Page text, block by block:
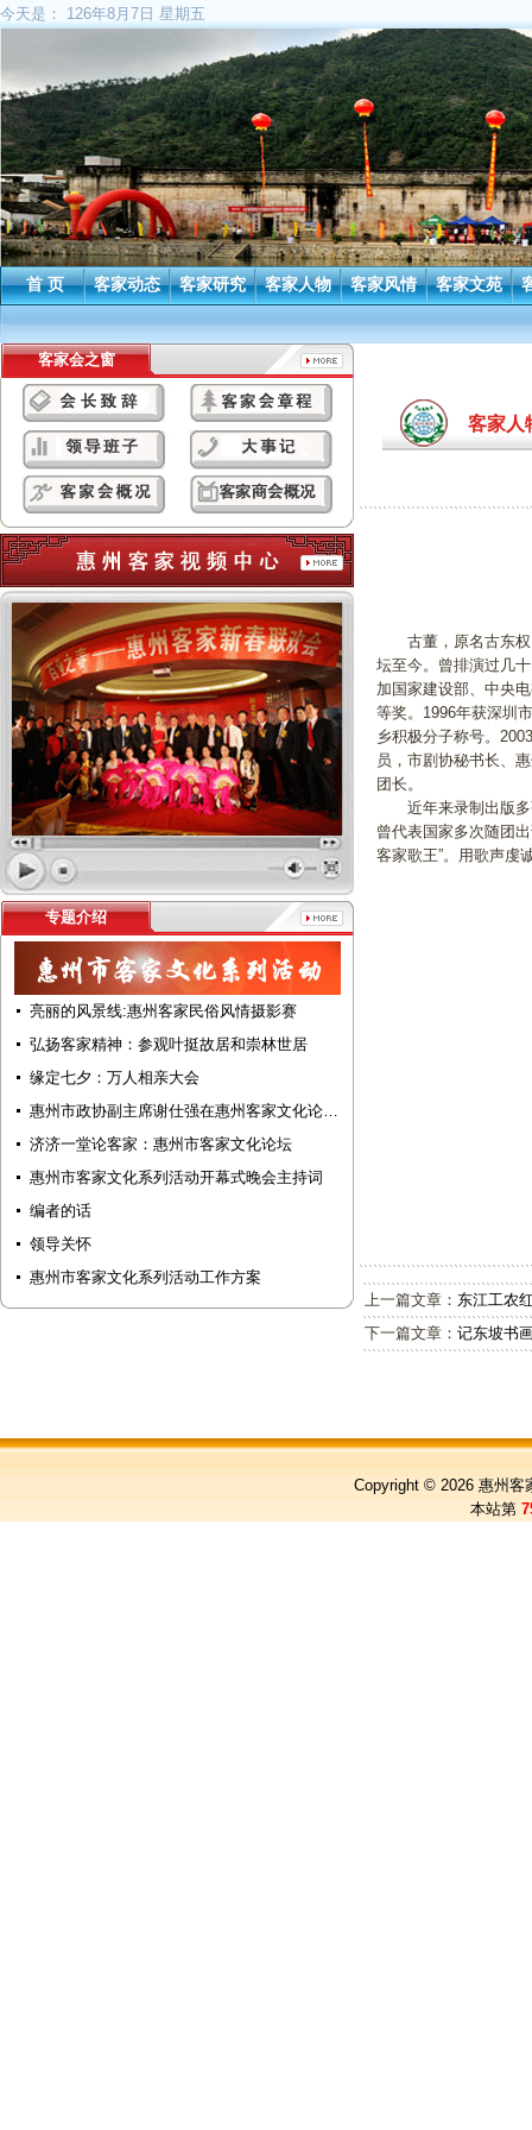
今天是： 126年8月7日 星期五
首 页 客家动态 客家研究 客家人物 客家风情 客家文苑
客家会之窗
专题介绍
亮丽的风景线:惠州客家民俗风情摄影赛
弘扬客家精神：参观叶挺故居和崇林世居
缘定七夕：万人相亲大会
惠州市政协副主席谢仕强在惠州客家文化论…
济济一堂论客家：惠州市客家文化论坛
惠州市客家文化系列活动开幕式晚会主持词
编者的话
领导关怀
惠州市客家文化系列活动工作方案
客家人
古董，原名古东权
坛至今。曾排演过几
加国家建设部、中央
等奖。1996年获深圳
乡积极分子称号。
员，市剧协秘书长、
团长。
近年来录制出版多
曾代表国家多次随团
客家歌王”。用歌声虔
上一篇文章： 东江工农
下一篇文章：记东坡书
Copyright © 2026 惠州客
本站第